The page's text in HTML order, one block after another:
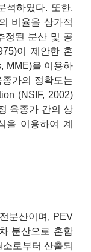
석하였다. 또한,
비율을 상가적
정된 분산 및 공
이 제안한 혼
MME)을 이용하
가의 정확도는
(NSIF, 2002)
육종가 간의 상
을 이용하여 계
분산이며, PEV
분산으로 혼합
로부터 산출되